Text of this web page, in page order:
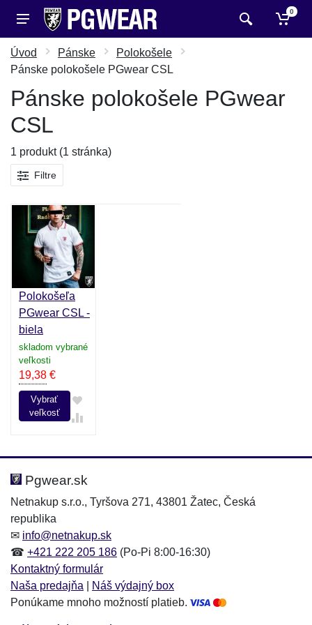
0
Úvod Pánske
Polokošele
Pánske polokošele PGwear CSL
Pánske polokošele PGwear
CSL
1 produkt (1 stránka)
Filtre
Polokošeľa
PGwear CSL -
biela
skladom vybrané
veľkosti
19,38 €
Vybrať
veľkosť
Pgwear.sk
Netnakup s.r.o., Tyršova 271, 43801 Žatec, Česká
republika
✉ info@netnakup.sk
☎ +421 222 205 186 (Po-Pi 8:00-16:30)
Kontaktný formulár
Naša predajňa
Náš výdajný box
Ponúkame mnoho možností platieb.